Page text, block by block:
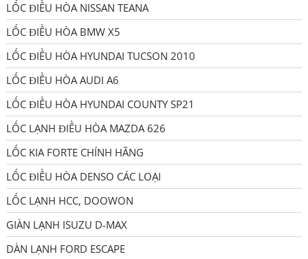
LỐC ĐIỀU HÒA NISSAN TEANA
LỐC ĐIỀU HÒA BMW X5
LỐC ĐIỀU HÒA HYUNDAI TUCSON 2010
LỐC ĐIỀU HÒA AUDI A6
LỐC ĐIỀU HÒA HYUNDAI COUNTY SP21
LỐC LẠNH ĐIỀU HÒA MAZDA 626
LỐC KIA FORTE CHÍNH HÃNG
LỐC ĐIỀU HÒA DENSO CÁC LOẠI
LỐC LẠNH HCC, DOOWON
GIÀN LẠNH ISUZU D-MAX
DÀN LẠNH FORD ESCAPE